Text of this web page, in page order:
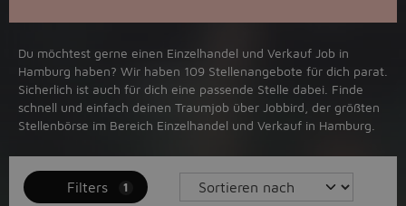
Du möchtest gerne einen Einzelhandel und Verkauf Job in
‪Hamburg‬ haben? Wir haben ‪109‬ Stellenangebote für dich parat.
Sicherlich ist auch für dich eine passende Stelle dabei. Finde
schnell und einfach deinen Traumjob über ‪Jobbird‬, der größten
Stellenbörse im Bereich Einzelhandel und Verkauf in ‪Hamburg‬.
Filters 1